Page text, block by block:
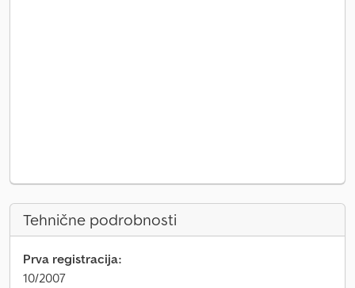
Tehnične podrobnosti
Prva registracija:
10/2007